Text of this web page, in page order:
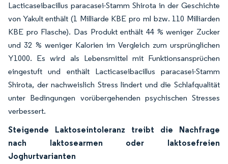
Lacticaseibacillus paracasei-Stamm Shirota in der Geschichte
von Yakult enthält (1 Milliarde KBE pro ml bzw. 110 Milliarden
KBE pro Flasche). Das Produkt enthält 44 % weniger Zucker
und 32 % weniger Kalorien im Vergleich zum ursprünglichen
Y1000. Es wird als Lebensmittel mit Funktionsansprüchen
eingestuft und enthält Lacticaseibacillus paracasei-Stamm
Shirota, der nachweislich Stress lindert und die Schlafqualität
unter Bedingungen vorübergehenden psychischen Stresses
verbessert.
Steigende Laktoseintoleranz treibt die Nachfrage
nach laktosearmen oder laktosefreien
Joghurtvarianten